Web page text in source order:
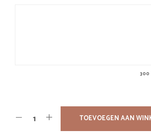
300
TOEVOEGEN AAN